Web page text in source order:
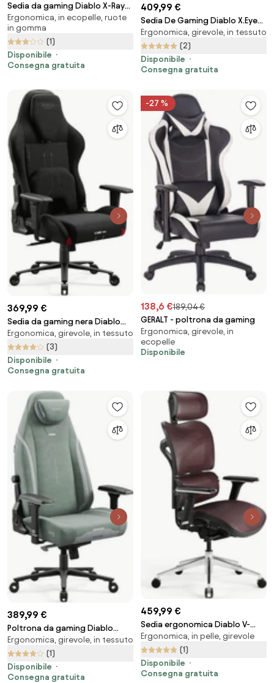
Sedia da gaming Diablo X-Ray
2.0 King Size: Nero e Grigio
Ergonomica, in ecopelle, ruote
in gomma
(1)
Disponibile
Consegna gratuita
409,99 €
Sedia De Gaming Diablo X.Eye
Prime, Normal Size, Burned Black
Ergonomica, girevole, in tessuto
(2)
Disponibile
Consegna gratuita
369,99 €
Sedia da gaming nera Diablo
X.One Prime, Normal Size,
Burned black
Ergonomica, girevole, in tessuto
(3)
Disponibile
Consegna gratuita
-27 %
138,6 €189,04 €
GERALT - poltrona da gaming
Ergonomica, girevole, in
ecopelle
Disponibile
389,99 €
Poltrona da gaming Diablo
X.Eye Prime, Normal Size, Gothic
Green
Ergonomica, girevole, in tessuto
(1)
Disponibile
Consegna gratuita
459,99 €
Sedia ergonomica Diablo V-
Commander: Nero e Bordeaux
Ergonomica, in pelle, girevole
(1)
Disponibile
Consegna gratuita